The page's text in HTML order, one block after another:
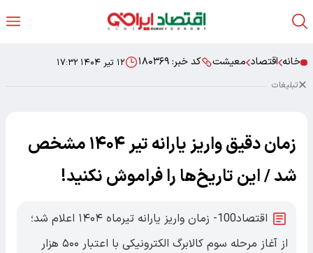
خانه اقتصاد معیشت کد خبر: ۱۸۰۳۶۹ ۱۲ تیر ۱۴۰۴ ۱۷:۳۲
تبلیغات
زمان دقیق واریز یارانه تیر ۱۴۰۴ مشخص
شد / این تاریخ‌ها را فراموش نکنید!
اقتصاد100- زمان واریز یارانه تیرماه ۱۴۰۴ اعلام شد؛
از آغاز مرحله سوم کالابرگ الکترونیکی با اعتبار ۵۰۰ هزار